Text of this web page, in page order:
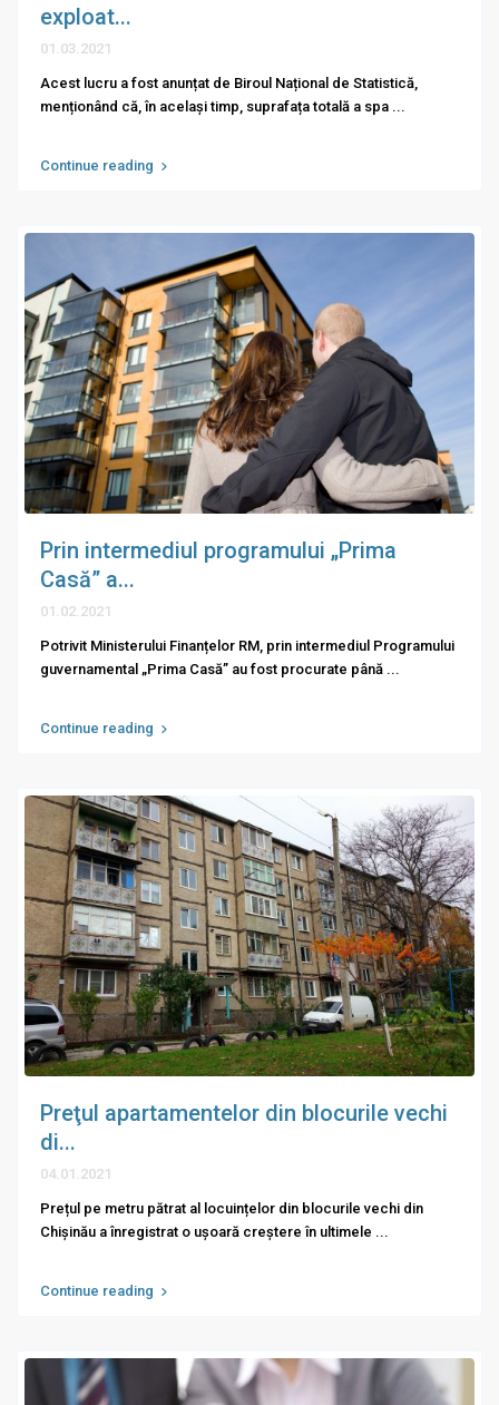
exploat...
01.03.2021
Acest lucru a fost anunțat de Biroul Național de Statistică,
menționând că, în același timp, suprafața totală a spa ...
Continue reading
Prin intermediul programului „Prima
Casă” a...
01.02.2021
Potrivit Ministerului Finanțelor RM, prin intermediul Programului
guvernamental „Prima Casă” au fost procurate până ...
Continue reading
Preţul apartamentelor din blocurile vechi
di...
04.01.2021
Prețul pe metru pătrat al locuințelor din blocurile vechi din
Chișinău a înregistrat o ușoară creștere în ultimele ...
Continue reading